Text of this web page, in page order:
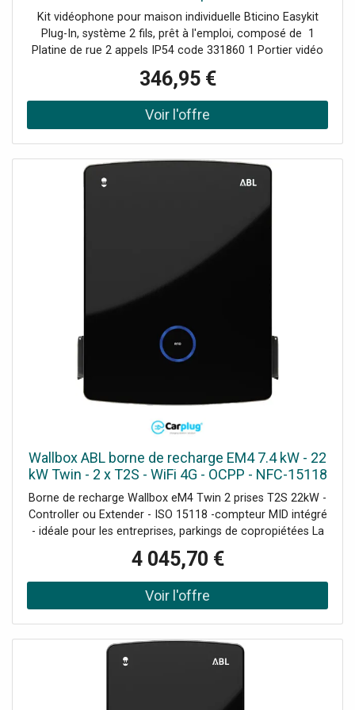
Kit vidéophone pour maison individuelle Bticino Easykit
Plug-In, système 2 fils, prêt à l'emploi, composé de 1
Platine de rue 2 appels IP54 code 331860 1 Portier vidéo
d'alimentation avec prise 30Volts Système 2 fils, adapté
aux maisons individuelles, mais aussi aux maisons
bifamiliales ou multifamiliales (il suffit d'acheter un
moniteur interne supplémentaire 332353 - 332354 -
compatible avec les caméras intérieures Netatmo
(NSC01-EU), les caméras extérieures Bticino (391441) et
346,95 €
Wallbox ABL borne de recharge EM4 7.4 kW - 22
kW Twin - 2 x T2S - WiFi 4G - OCPP - NFC-15118
Borne de recharge Wallbox eM4 Twin 2 prises T2S 22kW -
Controller ou Extender - ISO 15118 -compteur MID intégré
- idéale pour les entreprises, parkings de copropiétées La
borne de recharge ABL Wallbox eM4 Twin est la solution
idéale pour les entreprises, les résidences, les parkings et
même les foyers. Dotée de prises de type 2S avec volets
de protection, cette borne de recharge doubles permet la
verrouillés ou déverrouillés à tout moment pour une
utilisation simplifiée. Installation rapide et utilisation
d'alimentation, l'installation de la ABL Wallbox eM4 Twin
4 045,70 €